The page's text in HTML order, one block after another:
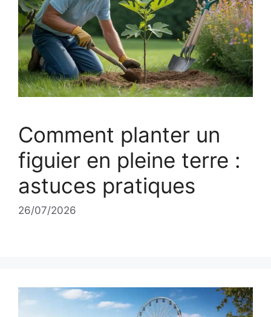
Comment planter un
figuier en pleine terre :
astuces pratiques
26/07/2026